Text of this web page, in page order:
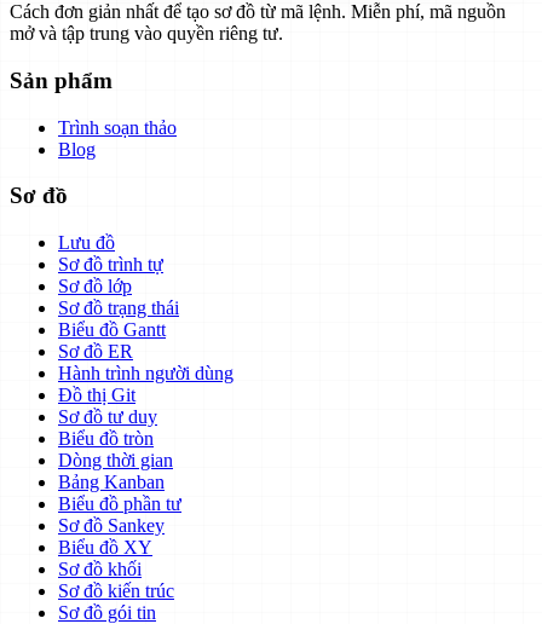
Cách đơn giản nhất để tạo sơ đồ từ mã lệnh. Miễn phí, mã nguồn
mở và tập trung vào quyền riêng tư.
Sản phẩm
Trình soạn thảo
Blog
Sơ đồ
Lưu đồ
Sơ đồ trình tự
Sơ đồ lớp
Sơ đồ trạng thái
Biểu đồ Gantt
Sơ đồ ER
Hành trình người dùng
Đồ thị Git
Sơ đồ tư duy
Biểu đồ tròn
Dòng thời gian
Bảng Kanban
Biểu đồ phần tư
Sơ đồ Sankey
Biểu đồ XY
Sơ đồ khối
Sơ đồ kiến trúc
Sơ đồ gói tin